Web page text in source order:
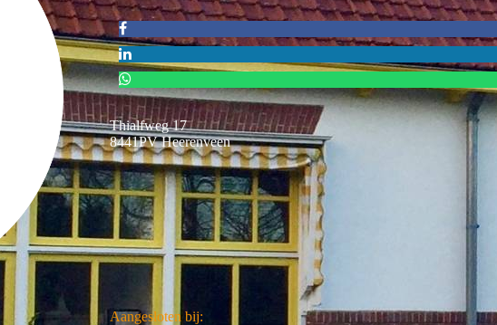
Thialfweg 17
8441PV Heerenveen
Aangesloten bij: